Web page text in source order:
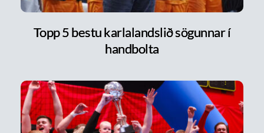
Topp 5 bestu karlalandslið sögunnar í
handbolta